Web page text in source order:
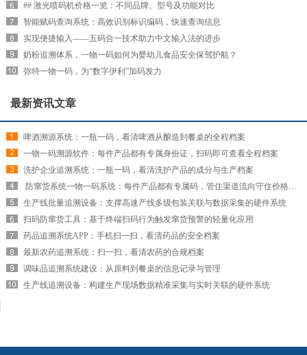
## 激光喷码机价格一览：不同品牌、型号及功能对比
智能赋码查询系统：高效识别标识编码，快速查询信息
实现便捷输入——五码合一技术助力中文输入法的进步
奶粉追溯体系，一物一码如何为婴幼儿食品安全保驾护航？
弥特一物一码，为“数字伊利”加码发力
最新资讯文章
啤酒溯源系统：一瓶一码，看清啤酒从酿造到餐桌的全程档案
一物一码溯源软件：每件产品都有专属身份证，扫码即可查看全程档案
洗护企业追溯系统：一瓶一码，看清洗护产品的成分与生产档案
​ 防窜货系统一物一码系统：每件产品都有专属码，管住渠道流向守住价格红线
生产线批量追溯设备：支撑高速产线多级包装关联与数据采集的硬件系统
扫码防窜货工具：基于终端扫码行为触发窜货预警的轻量化应用
药品追溯系统APP：手机扫一扫，看清药品的安全档案
最新农药追溯系统：扫一扫，看清农药的合规档案
调味品追溯系统建设：从原料到餐桌的信息记录与管理
生产线追溯设备：构建生产现场数据精准采集与实时关联的硬件系统